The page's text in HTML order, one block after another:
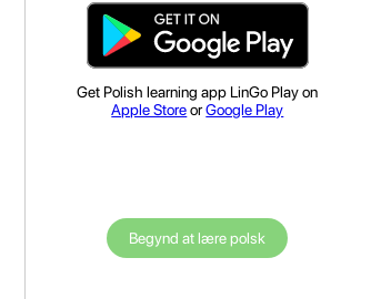
Get Polish learning app LinGo Play on
Apple StoreorGoogle Play
Begynd at lære polsk